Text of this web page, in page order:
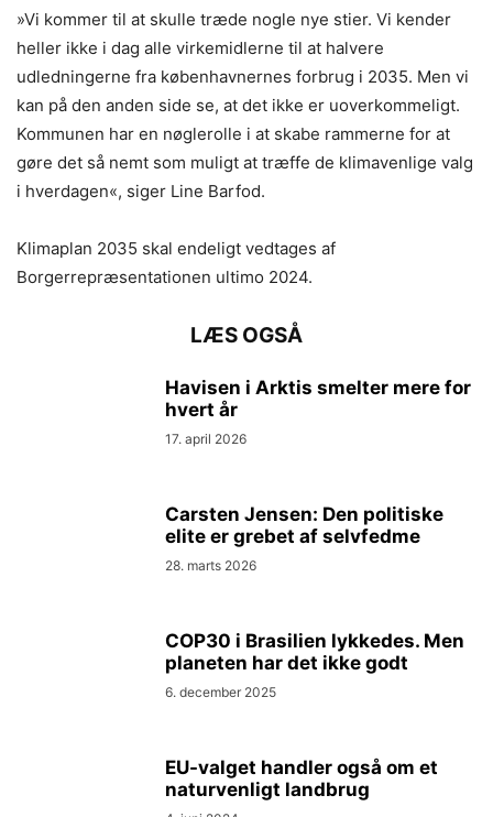
»Vi kommer til at skulle træde nogle nye stier. Vi kender
heller ikke i dag alle virkemidlerne til at halvere
udledningerne fra københavnernes forbrug i 2035. Men vi
kan på den anden side se, at det ikke er uoverkommeligt.
Kommunen har en nøglerolle i at skabe rammerne for at
gøre det så nemt som muligt at træffe de klimavenlige valg
i hverdagen«, siger Line Barfod.
Klimaplan 2035 skal endeligt vedtages af
Borgerrepræsentationen ultimo 2024.
LÆS OGSÅ
Havisen i Arktis smelter mere for
hvert år
17. april 2026
Carsten Jensen: Den politiske
elite er grebet af selvfedme
28. marts 2026
COP30 i Brasilien lykkedes. Men
planeten har det ikke godt
6. december 2025
EU-valget handler også om et
naturvenligt landbrug